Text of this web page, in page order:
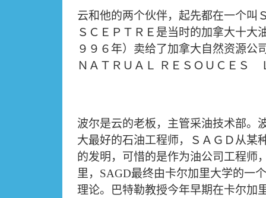
云和他的两个伙伴，起先都在一个叫
ＳＣＥＰＴＲＥ是当时的加拿大十大
９９６年）卖给了加拿大自然资源公
ＮＡＴＲＵＡＬ
ＲＥＳＯＵＣＥＳ
波尔是云的老板，主管采油技术部。
大最好的石油工程师，ＳＡＧＤ从某
的发明，可惜的是作为油公司工程师
里， SAGD最终由卡尔加里大学的一
理论。巴特勒教授今年早期在卡尔加